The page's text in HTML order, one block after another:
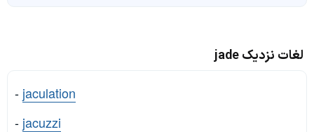
لغات نزدیک jade
- jaculation
- jacuzzi